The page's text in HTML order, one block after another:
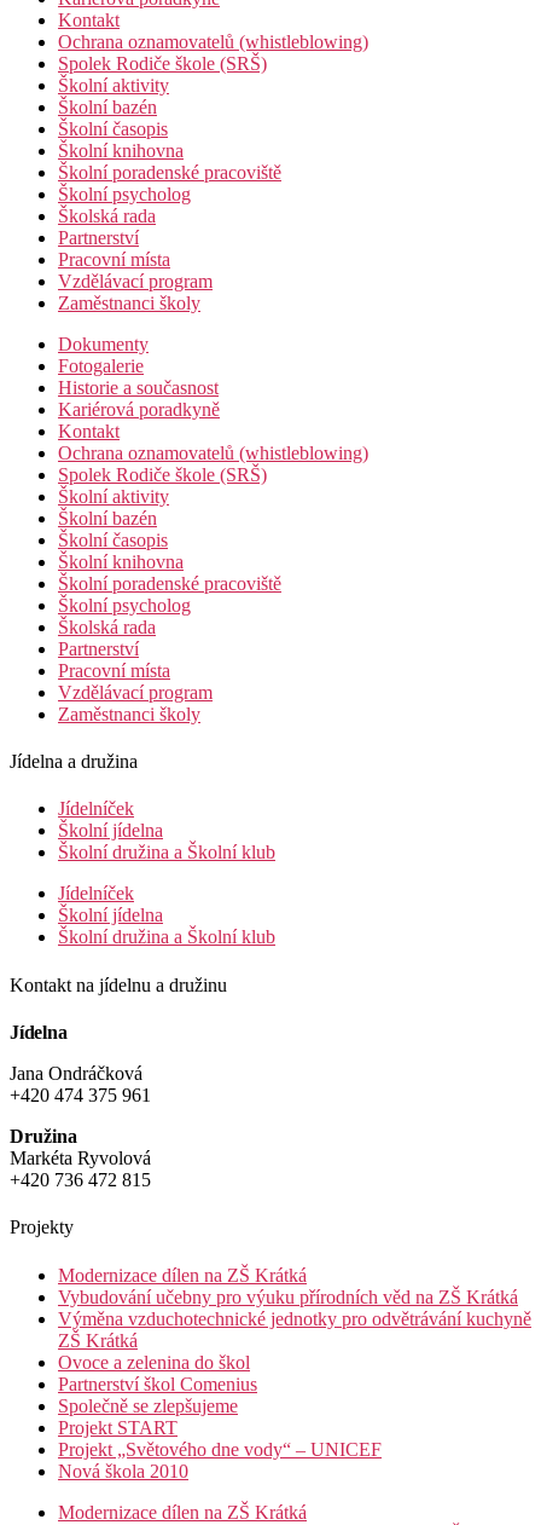
Kontakt
Ochrana oznamovatelů (whistleblowing)
Spolek Rodiče škole (SRŠ)
Školní aktivity
Školní bazén
Školní časopis
Školní knihovna
Školní poradenské pracoviště
Školní psycholog
Školská rada
Partnerství
Pracovní místa
Vzdělávací program
Zaměstnanci školy
Dokumenty
Fotogalerie
Historie a současnost
Kariérová poradkyně
Kontakt
Ochrana oznamovatelů (whistleblowing)
Spolek Rodiče škole (SRŠ)
Školní aktivity
Školní bazén
Školní časopis
Školní knihovna
Školní poradenské pracoviště
Školní psycholog
Školská rada
Partnerství
Pracovní místa
Vzdělávací program
Zaměstnanci školy
Jídelna a družina
Jídelníček
Školní jídelna
Školní družina a Školní klub
Jídelníček
Školní jídelna
Školní družina a Školní klub
Kontakt na jídelnu a družinu
Jídelna
Jana Ondráčková
+420 474 375 961
Družina
Markéta Ryvolová
+420 736 472 815
Projekty
Modernizace dílen na ZŠ Krátká
Vybudování učebny pro výuku přírodních věd na ZŠ Krátká
Výměna vzduchotechnické jednotky pro odvětrávání kuchyně
ZŠ Krátká
Ovoce a zelenina do škol
Partnerství škol Comenius
Společně se zlepšujeme
Projekt START
Projekt „Světového dne vody“ – UNICEF
Nová škola 2010
Modernizace dílen na ZŠ Krátká